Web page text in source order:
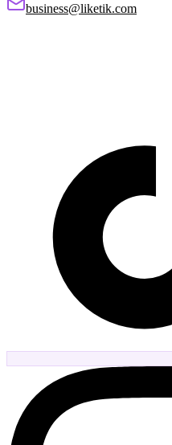
business@liketik.com